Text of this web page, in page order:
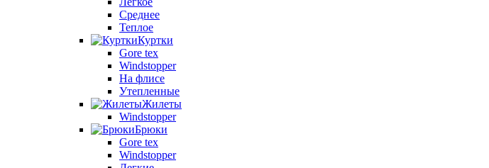
Среднее
Теплое
Куртки
Gore tex
Windstopper
На флисе
Утепленные
Жилеты
Windstopper
Брюки
Gore tex
Windstopper